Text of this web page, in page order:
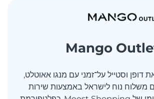
Mango
דופן וסטייל על־זמני עם מנגו אאוטלט,
משלוח נוח לישראל באמצעות שירות